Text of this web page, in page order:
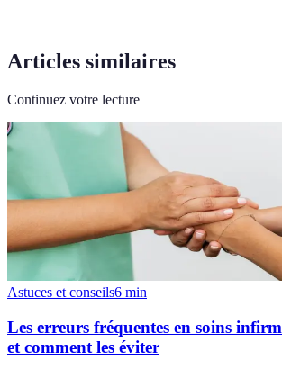
Articles similaires
Continuez votre lecture
Astuces et conseils6 min
Les erreurs fréquentes en soins
et comment les éviter